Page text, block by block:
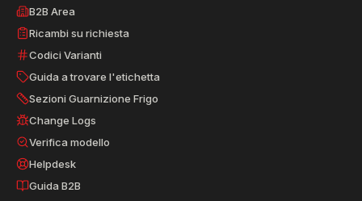
B2B Area
Ricambi su richiesta
Codici Varianti
Guida a trovare l'etichetta
Sezioni Guarnizione Frigo
Change Logs
Verifica modello
Helpdesk
Guida B2B